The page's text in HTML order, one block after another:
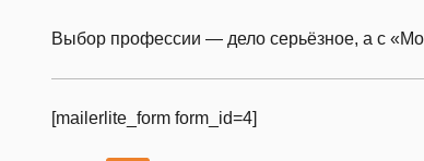
Выбор профессии — дело серьёзное, а с
[mailerlite_form form_id=4]